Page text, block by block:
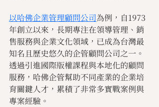
以哈佛企業管理顧問公司為例，自1973
年創立以來，長期專注在領導管理、銷
售服務與企業文化領域，已成為台灣最
知名且歷史悠久的企管顧問公司之一。
透過引進國際版權課程與本地化的顧問
服務，哈佛企管幫助不同產業的企業培
育關鍵人才，累積了非常多實戰案例與
專案經驗。